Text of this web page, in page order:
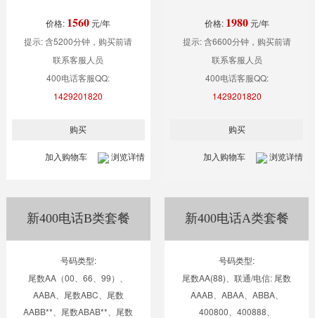
价格: 1560元/年
提示: 含5200分钟，购买前请
联系客服人员
400电话客服QQ:
1429201820
加入购物车 浏览详情
价格: 1980元/年
提示: 含6600分钟，购买前请
联系客服人员
400电话客服QQ:
1429201820
加入购物车 浏览详情
新400电话B类套餐
号码类型:
尾数AA（00、66、99）、
AABA、尾数ABC、尾数
AABB**、尾数ABAB**、尾数
新400电话A类套餐
号码类型:
尾数AA(88)、联通/电信: 尾数
AAAB、ABAA、ABBA、
400800、400888、